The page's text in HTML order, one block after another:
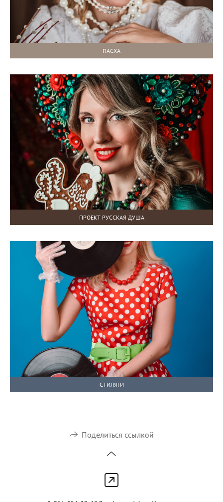
ПАСХА
ПРОЕКТ РУССКАЯ ДУША
СТИЛЯГИ
Поделиться ссылкой